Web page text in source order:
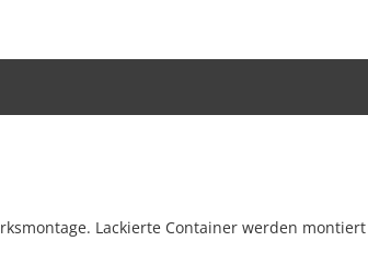
Lackierte Container werden